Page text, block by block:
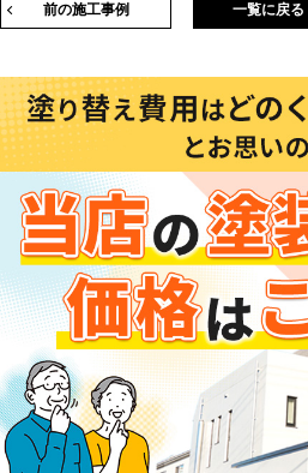
前の施工事例 一覧に戻る